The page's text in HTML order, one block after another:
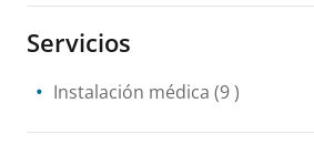
Servicios
Instalación médica (9 )